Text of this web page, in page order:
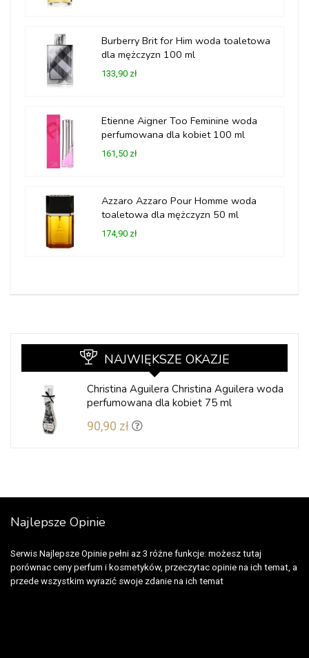
Burberry Brit for Him woda toaletowa
dla mężczyzn 100 ml
133,90 zł
Etienne Aigner Too Feminine woda
perfumowana dla kobiet 100 ml
161,50 zł
Azzaro Azzaro Pour Homme woda
toaletowa dla mężczyzn 50 ml
174,90 zł
NAJWIĘKSZE OKAZJE
Christina Aguilera Christina Aguilera woda
perfumowana dla kobiet 75 ml
90,90 zł
Najlepsze Opinie
Serwis Najlepsze Opinie pełni az 3 różne funkcje: możesz tutaj
porównac ceny perfum i kosmetyków, przeczytac opinie na ich temat, a
przede wszystkim wyrazić swoje zdanie na ich temat